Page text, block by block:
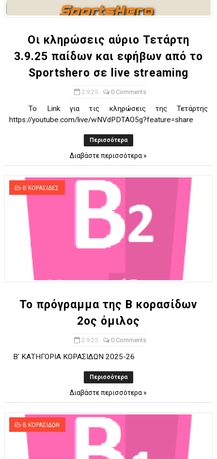
ΧΡΟΝΙΑ ΠΟΛΛΑ ΣΤΟ ΕΛΛΗΝΙΚΟ ΜΠΑΣΚΕΤ : 39Η ΕΠΕΤΕΙΟΣ ΑΠΟ
Ο δρόμος για τον 29ο τελικό κυπέλλου ανδρών ΕΣΚΑΝΑ
U21: Τεράστια πρόκριση για τον Πανελευσινιακό στον
Γ΄ανδρών play offs : "Σκληρό" καρύδι η Φιλία Περάματος
Οι κληρώσεις αύριο Τετάρτη
3.9.25 παίδων και εφήβων από το
Sportshero σε live streaming
2.9.25 0 Comments
Το Link για τις κληρώσεις της Τετάρτης
https://youtube.com/live/wNVdPDTAO5g?feature=share
Περισσότερα
Διαβάστε περισσότερα »
Β΄ΚΟΡΑΣΙΔΕΣ
Το πρόγραμμα της Β κορασίδων
2ος όμιλος
2.9.25 0 Comments
Β' ΚΑΤΗΓΟΡΙΑ ΚΟΡΑΣΙΔΩΝ 2025-26
Περισσότερα
Διαβάστε περισσότερα »
Β ΚΟΡΑΣΙΔΩΝ